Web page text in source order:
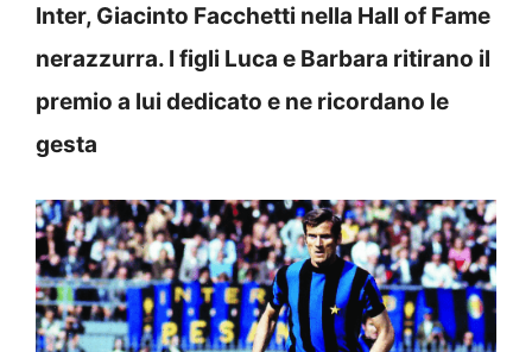
Inter, Giacinto Facchetti nella Hall of Fame
nerazzurra. I figli Luca e Barbara ritirano il
premio a lui dedicato e ne ricordano le
gesta